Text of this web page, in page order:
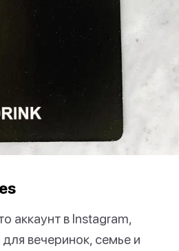
аккаунт в Instagram,
вечеринок, семье и